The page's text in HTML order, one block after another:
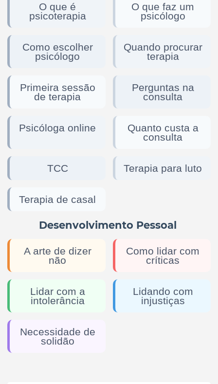
O que é
psicoterapia
O que faz um
psicólogo
Como escolher
psicólogo
Quando procurar
terapia
Primeira sessão
de terapia
Perguntas na
consulta
Psicóloga online
Quanto custa a
consulta
TCC Terapia para luto
Terapia de casal
Desenvolvimento Pessoal
A arte de dizer
não
Como lidar com
críticas
Lidar com a
intolerância
Lidando com
injustiças
Necessidade de
solidão